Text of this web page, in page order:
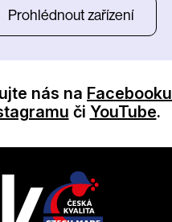
Prohlédnout zařízení
nás na Facebooku
či YouTube.